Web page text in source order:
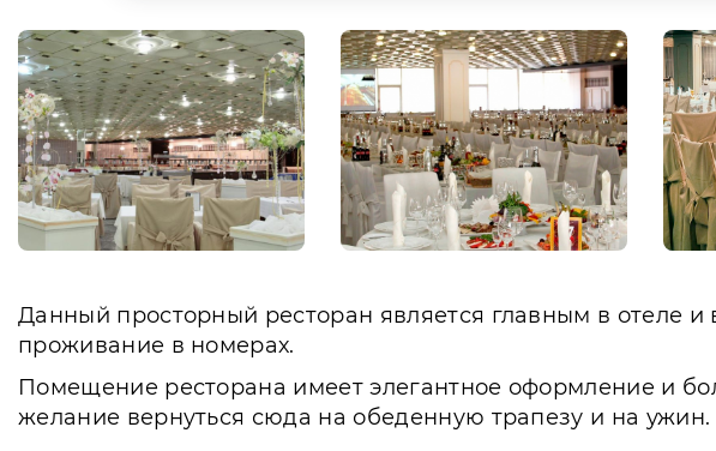
Данный просторный ресторан является главным в отеле
проживание в номерах.
Помещение ресторана имеет элегантное оформление и
желание вернуться сюда на обеденную трапезу и на ужин.